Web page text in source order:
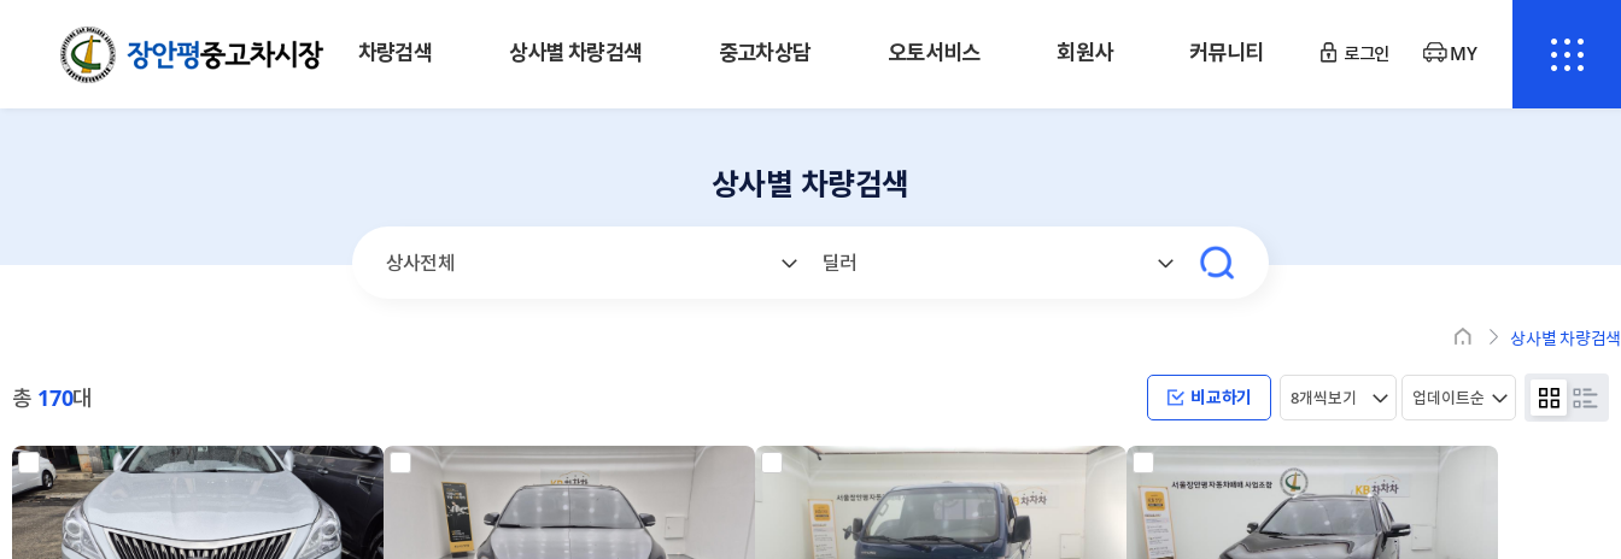
차량검색 상사별 차량검색 중고차상담 오토서비스 회원사 커뮤니티 로그인 MY
상사별 차량검색
상사별 차량검색
총 170대 비교하기